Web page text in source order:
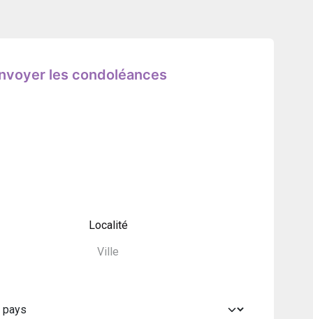
les condoléances
Localité